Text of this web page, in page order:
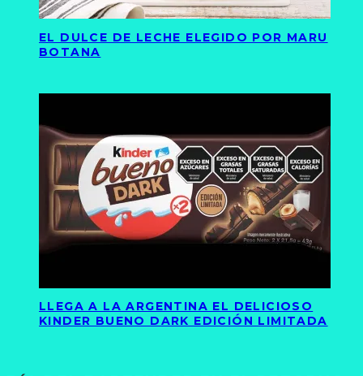
EL DULCE DE LECHE ELEGIDO POR MARU
BOTANA
LLEGA A LA ARGENTINA EL DELICIOSO
KINDER BUENO DARK EDICIÓN LIMITADA